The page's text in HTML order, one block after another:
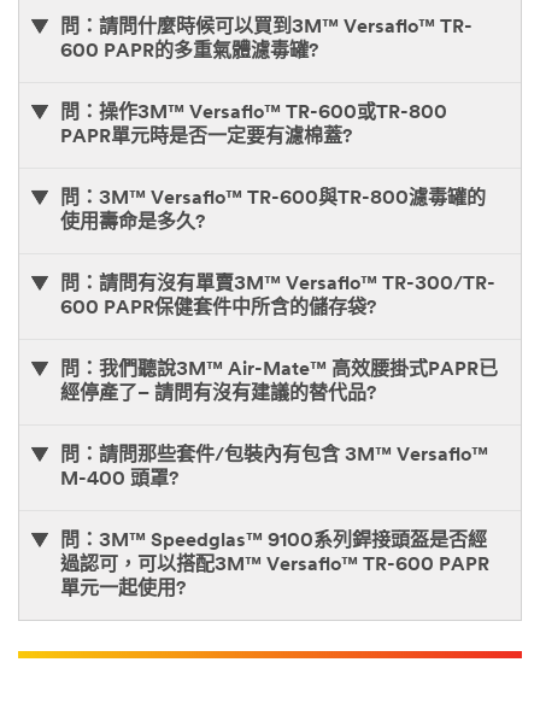
問：請問什麼時候可以買到3M™ Versaflo™ TR-
600 PAPR的多重氣體濾毒罐?
問：操作3M™ Versaflo™ TR-600或TR-800
PAPR單元時是否一定要有濾棉蓋?
問：3M™ Versaflo™ TR-600與TR-800濾毒罐的
使用壽命是多久?
問：請問有沒有單賣3M™ Versaflo™ TR-300/TR-
600 PAPR保健套件中所含的儲存袋?
問：我們聽說3M™ Air-Mate™ 高效腰掛式PAPR已
經停產了– 請問有沒有建議的替代品?
問：請問那些套件/包裝內有包含 3M™ Versaflo™
M-400 頭罩?
問：3M™ Speedglas™ 9100系列銲接頭盔是否經
過認可，可以搭配3M™ Versaflo™ TR-600 PAPR
單元一起使用?